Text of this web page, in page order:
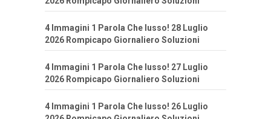
4 Immagini 1 Parola Che lusso! 28 Luglio
2026 Rompicapo Giornaliero Soluzioni
4 Immagini 1 Parola Che lusso! 27 Luglio
2026 Rompicapo Giornaliero Soluzioni
4 Immagini 1 Parola Che lusso! 26 Luglio